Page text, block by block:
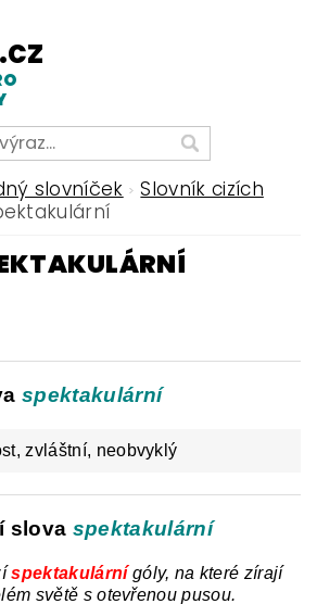
slovníček
Slovník cizích
spektakulární
zvláštní, neobvyklý
slova spektakulární
spektakulární góly, na které zírají
světě s otevřenou pusou.